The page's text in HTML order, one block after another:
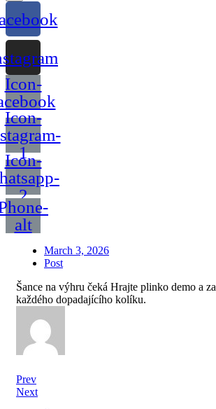
Icon-
Icon-
1
Icon-
2
alt
March 3, 2026
Post
Šance na výhru čeká Hrajte plinko demo a
každého dopadajícího kolíku.
Prev
Next